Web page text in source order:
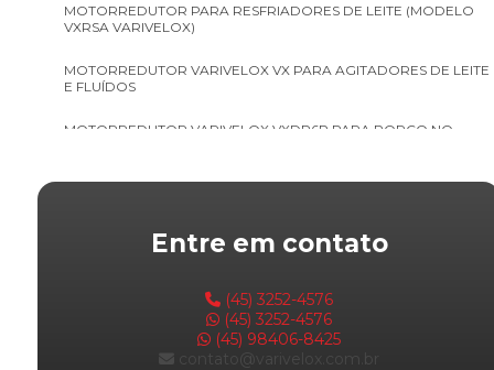
MOTORREDUTOR PARA RESFRIADORES DE LEITE (MODELO
VXRSA VARIVELOX)
MOTORREDUTOR VARIVELOX VX PARA AGITADORES DE LEITE
E FLUÍDOS
MOTORREDUTOR VARIVELOX VXDP6P PARA PORCO NO
MOTORREDUTOR VARIVELOX VXRSVX
REDUTOR WMRV VARIVELOX
VENTILADOR SIROCO VARIVELOX
Entre em contato
(45) 3252-4576
(45) 3252-4576
(45) 98406-8425
contato@varivelox.com.br